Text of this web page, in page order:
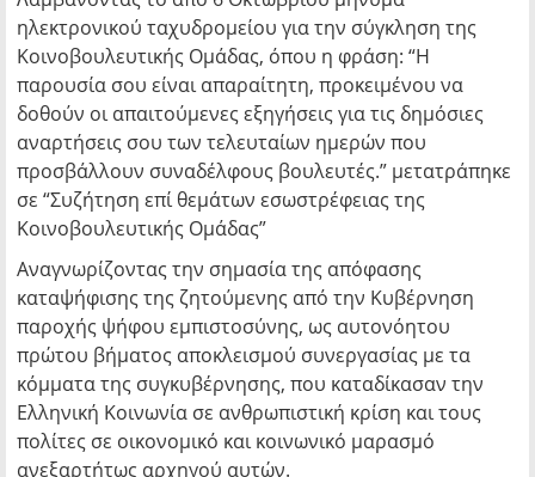
ηλεκτρονικού ταχυδρομείου για την σύγκληση της
Κοινοβουλευτικής Ομάδας, όπου η φράση: “Η
παρουσία σου είναι απαραίτητη, προκειμένου να
δοθούν οι απαιτούμενες εξηγήσεις για τις δημόσιες
αναρτήσεις σου των τελευταίων ημερών που
προσβάλλουν συναδέλφους βουλευτές.” μετατράπηκε
σε “Συζήτηση επί θεμάτων εσωστρέφειας της
Κοινοβουλευτικής Ομάδας”
Αναγνωρίζοντας την σημασία της απόφασης
καταψήφισης της ζητούμενης από την Κυβέρνηση
παροχής ψήφου εμπιστοσύνης, ως αυτονόητου
πρώτου βήματος αποκλεισμού συνεργασίας με τα
κόμματα της συγκυβέρνησης, που καταδίκασαν την
Ελληνική Κοινωνία σε ανθρωπιστική κρίση και τους
πολίτες σε οικονομικό και κοινωνικό μαρασμό
ανεξαρτήτως αρχηγού αυτών.